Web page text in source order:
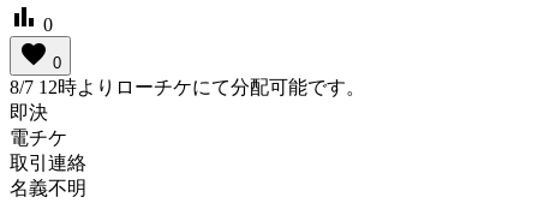
bar_chart 0
favorite 0
8/7 12時よりローチケにて分配可能です。
即決
電チケ
取引連絡
名義不明